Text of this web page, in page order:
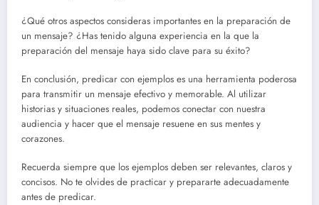
¿Qué otros aspectos consideras importantes en la preparación de
un mensaje? ¿Has tenido alguna experiencia en la que la
preparación del mensaje haya sido clave para su éxito?
En conclusión, predicar con ejemplos es una herramienta poderosa
para transmitir un mensaje efectivo y memorable. Al utilizar
historias y situaciones reales, podemos conectar con nuestra
audiencia y hacer que el mensaje resuene en sus mentes y
corazones.
Recuerda siempre que los ejemplos deben ser relevantes, claros y
concisos. No te olvides de practicar y prepararte adecuadamente
antes de predicar.